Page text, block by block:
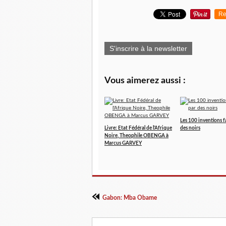
S'inscrire à la newsletter
Vous aimerez aussi :
Livre: Etat Fédéral de l'Afrique
Noire, Theophile OBENGA à
Marcus GARVEY
Les 100 inventions
des noirs
Gabon: Mba Obame